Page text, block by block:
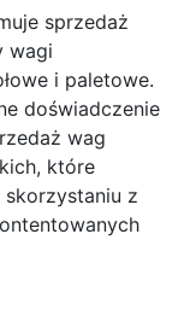
sprzedaż
wagi
i paletowe.
doświadczenie
wag
które
z